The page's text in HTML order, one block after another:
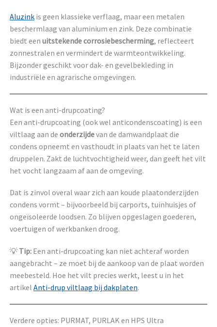
Aluzink is geen klassieke verflaag, maar een metalen
beschermlaag van aluminium en zink. Deze combinatie
biedt een uitstekende corrosiebescherming, reflecteert
zonnestralen en vermindert de warmteontwikkeling.
Bijzonder geschikt voor dak- en gevelbekleding in
industriële en agrarische omgevingen.
Wat is een anti-drupcoating?
Een anti-drupcoating (ook wel anticondenscoating) is een
viltlaag aan de onderzijdevan de damwandplaat die
condens opneemt en vasthoudt in plaats van het te laten
druppelen. Zakt de luchtvochtigheid weer, dan geeft het vilt
het vocht langzaam af aan de omgeving.
Dat is zinvol overal waar zich aan koude plaatonderzijden
condens vormt – bijvoorbeeld bij carports, tuinhuisjes of
ongeïsoleerde loodsen. Zo blijven opgeslagen goederen,
voertuigen of werkbanken droog.
💡 Tip: Een anti-drupcoating kan niet achteraf worden
aangebracht – ze moet bij de aankoop van de plaat worden
meebesteld. Hoe het vilt precies werkt, leest u in het
artikel Anti-drup viltlaag bij dakplaten.
Verdere opties: PURMAT, PURLAK en HPS Ultra